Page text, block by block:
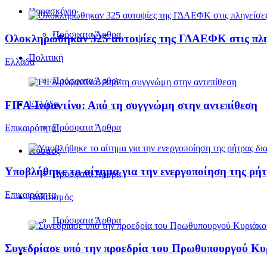
Παρασκήνιο
Πρόσφατα Άρθρα
Πολιτική
Πρόσφατα Άρθρα
Ελλάδα
Πρόσφατα Άρθρα
Κόσμος
Πρόσφατα Άρθρα
Πολιτισμός
Πρόσφατα Άρθρα
Ολοκληρώθηκαν 325 αυτοψίες της ΓΔΑΕΦΚ στις
Ελλάδα
FIFA-Ινφαντίνο: Από τη συγγνώμη στην αντεπίθεση
Επικαιρότητα
Υποβλήθηκε το αίτημα για την ενεργοποίηση της
Επικαιρότητα
Συνεδρίασε υπό την προεδρία του Πρωθυπουργού